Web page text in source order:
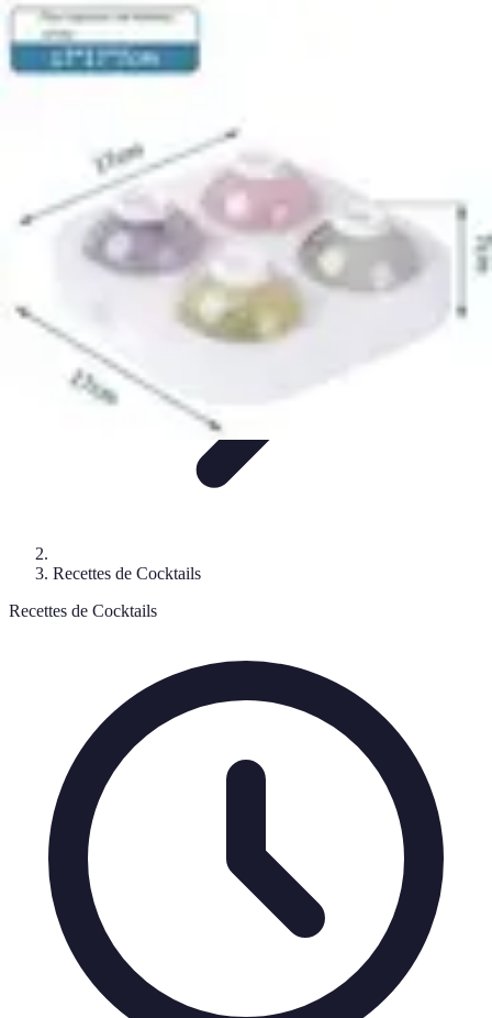
Guide des Cocktails
L'Art de la MixologieIngrédients et Recettes
CocktailsTendances
Recettes de Cocktails
Recettes de Cocktails